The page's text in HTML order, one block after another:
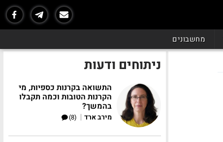
מחשבונים
ניתוחים ודעות
התשואה בקרנות כספיות, מי
הקרנות הטובות וכמה תקבלו
בהמשך?
מירב ארד |
(8)